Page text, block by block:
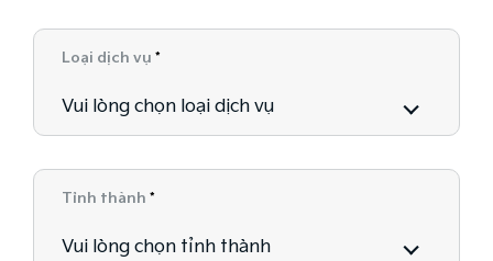
Loại dịch vụ *
Vui lòng chọn loại dịch vụ
Tỉnh thành *
Vui lòng chọn tỉnh thành